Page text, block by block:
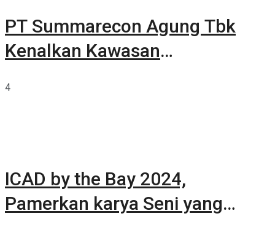
PT Summarecon Agung Tbk
Kenalkan Kawasan
4
ICAD by the Bay 2024,
Pamerkan karya Seni yang